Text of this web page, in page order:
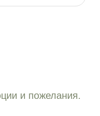
и пожелания.